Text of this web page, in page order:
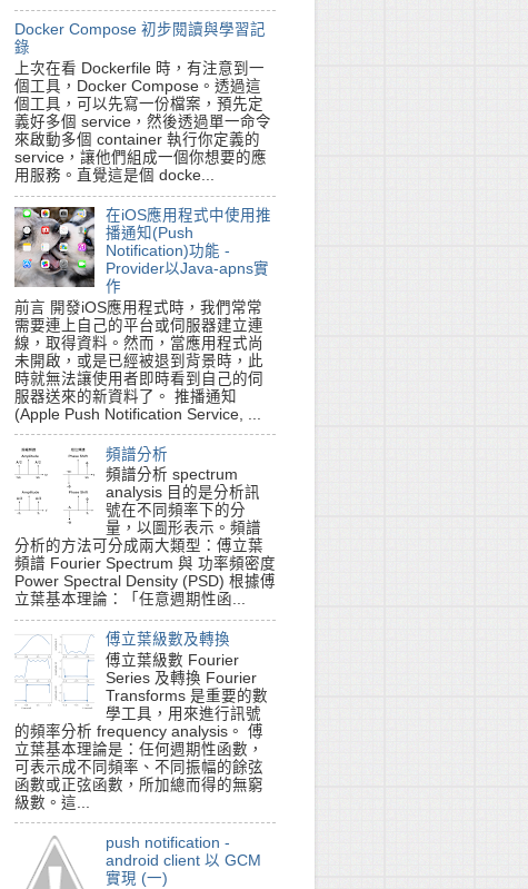
-->
Docker Compose 初步閱讀與學習記
錄
上次在看 Dockerfile 時，有注意到一
個工具，Docker Compose。透過這
個工具，可以先寫一份檔案，預先定
義好多個 service，然後透過單一命令
來啟動多個 container 執行你定義的
service，讓他們組成一個你想要的應
用服務。直覺這是個 docke...
在iOS應用程式中使用推
播通知(Push
Notification)功能 -
Provider以Java-apns實
作
前言 開發iOS應用程式時，我們常常
需要連上自己的平台或伺服器建立連
線，取得資料。然而，當應用程式尚
未開啟，或是已經被退到背景時，此
時就無法讓使用者即時看到自己的伺
服器送來的新資料了。 推播通知
(Apple Push Notification Service, ...
頻譜分析
頻譜分析 spectrum
analysis 目的是分析訊
號在不同頻率下的分
量，以圖形表示。頻譜
分析的方法可分成兩大類型：傅立葉
頻譜 Fourier Spectrum 與 功率頻密度
Power Spectral Density (PSD) 根據傅
立葉基本理論：「任意週期性函...
傅立葉級數及轉換
傅立葉級數 Fourier
Series 及轉換 Fourier
Transforms 是重要的數
學工具，用來進行訊號
的頻率分析 frequency analysis。 傅
立葉基本理論是：任何週期性函數，
可表示成不同頻率、不同振幅的餘弦
函數或正弦函數，所加總而得的無窮
級數。這...
push notification -
android client 以 GCM
實現 (一)